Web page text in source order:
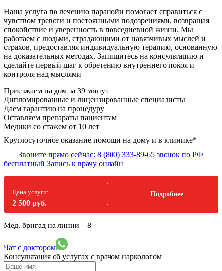
Наша услуга по лечению паранойи помогает справиться с
чувством тревоги и постоянными подозрениями, возвращая
спокойствие и уверенность в повседневной жизни. Мы
работаем с людьми, страдающими от навязчивых мыслей и
страхов, предоставляя индивидуальную терапию, основанную
на доказательных методах. Запишитесь на консультацию и
сделайте первый шаг к обретению внутреннего покоя и
контроля над мыслями
Приезжаем на дом за 39 минут
Дипломированные и лицензированные специалисты
Даем гарантию на процедуру
Оставляем препараты пациентам
Медики со стажем от 10 лет
Круглосуточное оказание помощи на дому и в клинике*
Звоните прямо сейчас: 8 (800) 333-89-65 звонок по РФ
бесплатный Запись к врачу онлайн
Цена услуги:
2 500 руб.
Подробнее
Мед. бригад на линии – 8
Чат с доктором
Консультация об услугах с врачом наркологом